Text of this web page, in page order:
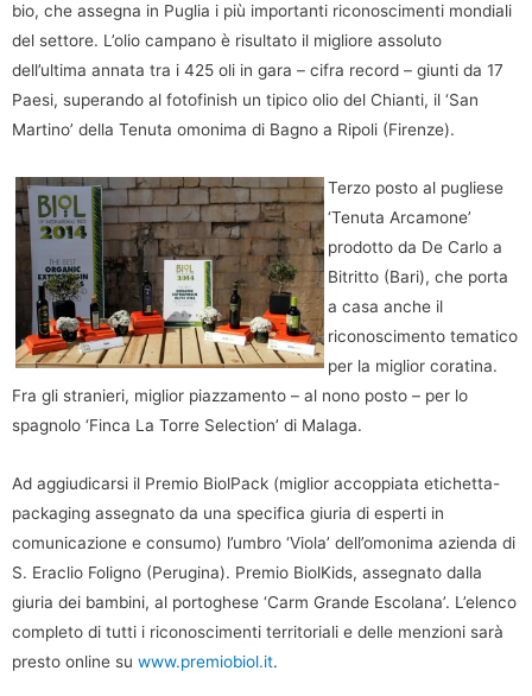
bio, che assegna in Puglia i più importanti riconoscimenti mondiali
del settore. L’olio campano è risultato il migliore assoluto
dell’ultima annata tra i 425 oli in gara – cifra record – giunti da 17
Paesi, superando al fotofinish un tipico olio del Chianti, il ‘San
Martino’ della Tenuta omonima di Bagno a Ripoli (Firenze).
Terzo posto al pugliese
‘Tenuta Arcamone’
prodotto da De Carlo a
Bitritto (Bari), che porta
a casa anche il
riconoscimento tematico
per la miglior coratina.
Fra gli stranieri, miglior piazzamento – al nono posto – per lo
spagnolo ‘Finca La Torre Selection’ di Malaga.
Ad aggiudicarsi il Premio BiolPack (miglior accoppiata etichetta-
packaging assegnato da una specifica giuria di esperti in
comunicazione e consumo) l’umbro ‘Viola’ dell’omonima azienda di
S. Eraclio Foligno (Perugina). Premio BiolKids, assegnato dalla
giuria dei bambini, al portoghese ‘Carm Grande Escolana’. L’elenco
completo di tutti i riconoscimenti territoriali e delle menzioni sarà
presto online su www.premiobiol.it.